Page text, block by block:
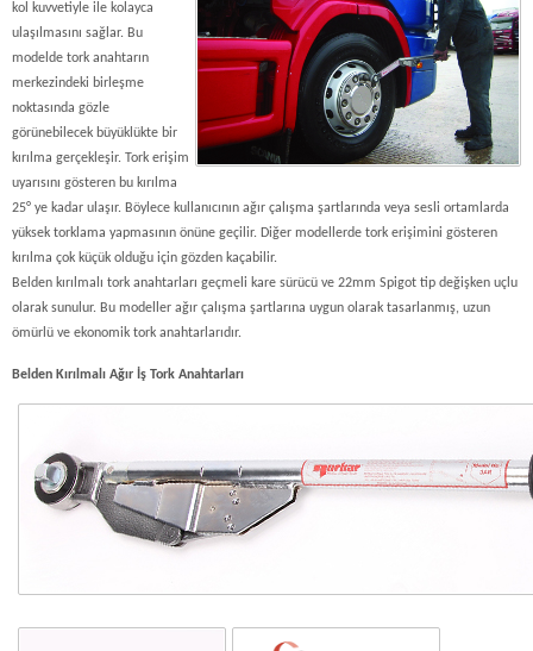
kol kuvvetiyle ile kolayca
ulaşılmasını sağlar. Bu
modelde tork anahtarın
merkezindeki birleşme
noktasında gözle
görünebilecek büyüklükte bir
kırılma gerçekleşir. Tork erişim
uyarısını gösteren bu kırılma
25° ye kadar ulaşır. Böylece kullanıcının ağır çalışma şartlarında veya sesli ortamlarda
yüksek torklama yapmasının önüne geçilir. Diğer modellerde tork erişimini gösteren
kırılma çok küçük olduğu için gözden kaçabilir.
Belden kırılmalı tork anahtarları geçmeli kare sürücü ve 22mm Spigot tip değişken uçlu
olarak sunulur. Bu modeller ağır çalışma şartlarına uygun olarak tasarlanmış, uzun
ömürlü ve ekonomik tork anahtarlarıdır.
Belden Kırılmalı Ağır İş Tork Anahtarları